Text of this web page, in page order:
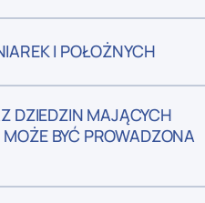
I POŁOŻNYCH
DZIEDZIN MAJĄCYCH
BYĆ PROWADZONA